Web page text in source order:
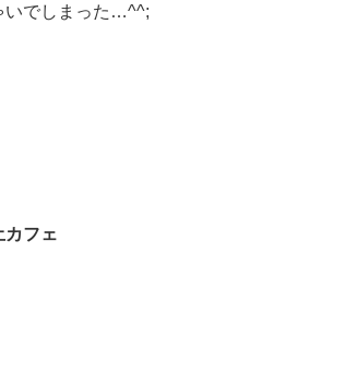
いでしまった…^^;
カフェ